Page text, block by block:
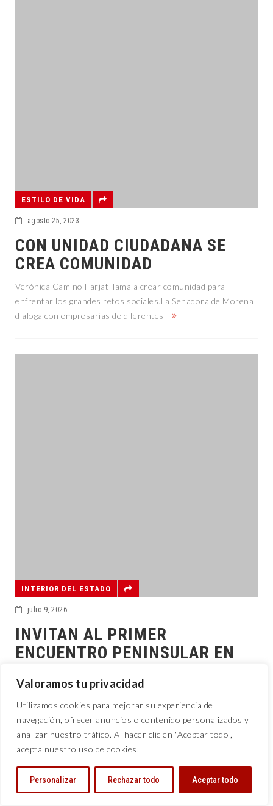
Valoramos tu privacidad
Utilizamos cookies para mejorar su experiencia de
navegación, ofrecer anuncios o contenido personalizados y
analizar nuestro tráfico. Al hacer clic en "Aceptar todo",
acepta nuestro uso de cookies.
Personalizar Rechazar todo Aceptar todo
ESTILO DE VIDA
agosto 25, 2023
CON UNIDAD CIUDADANA SE
CREA COMUNIDAD
Verónica Camino Farjat llama a crear comunidad para
enfrentar los grandes retos sociales.La Senadora de Morena
dialoga con empresarias de diferentes
INTERIOR DEL ESTADO
julio 9, 2026
INVITAN AL PRIMER
ENCUENTRO PENINSULAR EN
Escritoras y Escritores en Lengua Maya Autoras y autores
de Yucatán, Campeche y Quintana Ro